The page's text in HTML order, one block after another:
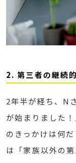
2. 第三者の継続
2年半が経ち、N
が始まりました
のきっかけは何
は「家族以外の